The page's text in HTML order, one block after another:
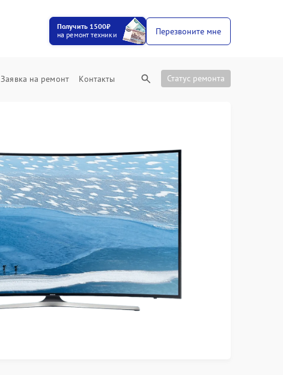
Получить 1500₽
на ремонт техники
Перезвоните мне
Заявка на ремонт Контакты Статус ремонта